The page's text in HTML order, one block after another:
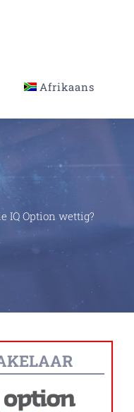
Afrikaans
IQ Option wettig?